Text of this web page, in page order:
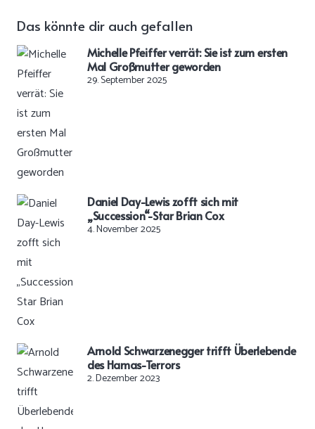
Das könnte dir auch gefallen
Michelle Pfeiffer verrät: Sie ist zum ersten
Mal Großmutter geworden
29. September 2025
Daniel Day-Lewis zofft sich mit
„Succession“-Star Brian Cox
4. November 2025
Arnold Schwarzenegger trifft Überlebende
des Hamas-Terrors
2. Dezember 2023